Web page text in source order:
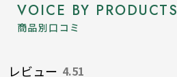
VOICE BY PRODUCTS
商品別口コミ
レビュー 4.51